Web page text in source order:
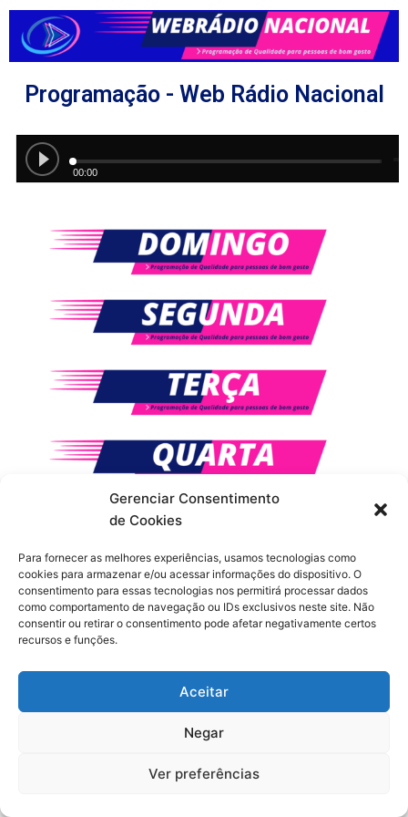
Gerenciar Consentimento
de Cookies
Para fornecer as melhores experiências, usamos tecnologias como
cookies para armazenar e/ou acessar informações do dispositivo. O
consentimento para essas tecnologias nos permitirá processar dados
como comportamento de navegação ou IDs exclusivos neste site. Não
consentir ou retirar o consentimento pode afetar negativamente certos
recursos e funções.
Aceitar
Negar
Ver preferências
Programação - Web Rádio Nacional